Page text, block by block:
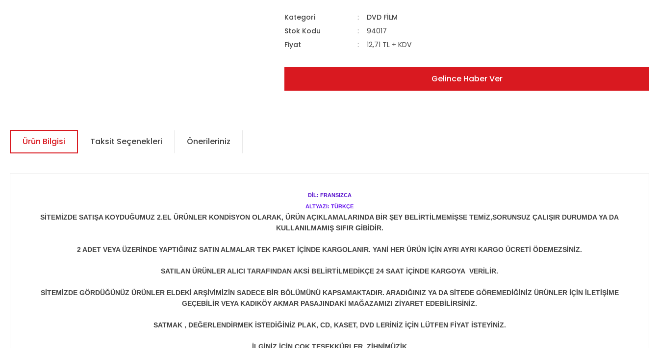
Kategori
DVD FİLM
Stok Kodu
94017
Fiyat
12,71 TL + KDV
Gelince Haber Ver
Ürün Bilgisi Taksit Seçenekleri Önerileriniz
DİL: FRANSIZCA
ALTYAZI: TÜRKÇE
SİTEMİZDE SATIŞA KOYDUĞUMUZ 2.EL ÜRÜNLER KONDİSYON OLARAK, ÜRÜN AÇIKLAMALARINDA BİR ŞEY BELİRTİLMEMİŞSE TEMİZ,SORUNSUZ ÇALIŞIR DURUMDA YA DA
KULLANILMAMIŞ SIFIR GİBİDİR.
2 ADET VEYA ÜZERİNDE YAPTIĞINIZ SATIN ALMALAR TEK PAKET İÇİNDE KARGOLANIR. YANİ HER ÜRÜN İÇİN AYRI AYRI KARGO ÜCRETİ ÖDEMEZSİNİZ.
SATILAN ÜRÜNLER ALICI TARAFINDAN AKSİ BELİRTİLMEDİKÇE 24 SAAT İÇİNDE KARGOYA VERİLİR.
SİTEMİZDE GÖRDÜĞÜNÜZ ÜRÜNLER ELDEKİ ARŞİVİMİZİN SADECE BİR BÖLÜMÜNÜ KAPSAMAKTADIR. ARADIĞINIZ YA DA SİTEDE GÖREMEDİĞİNİZ ÜRÜNLER İÇİN İLETİŞİME
GEÇEBİLİR VEYA KADIKÖY AKMAR PASAJINDAKİ MAĞAZAMIZI ZİYARET EDEBİLİRSİNİZ.
SATMAK , DEĞERLENDİRMEK İSTEDİĞİNİZ PLAK, CD, KASET, DVD LERİNİZ İÇİN LÜTFEN FİYAT İSTEYİNİZ.